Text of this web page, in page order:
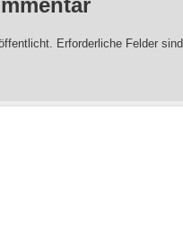
Erforderliche Felder